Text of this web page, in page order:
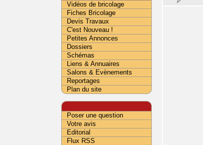
Vidéos de bricolage
Fiches Bricolage
Devis Travaux
C'est Nouveau !
Petites Annonces
Dossiers
Schémas
Liens & Annuaires
Salons & Evènements
Reportages
Plan du site
Poser une question
Votre avis
Editorial
Flux RSS